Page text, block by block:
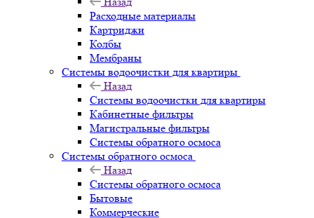
Расходные материалы
Картриджи
Колбы
Мембраны
Системы водоочистки для квартиры
Назад
Системы водоочистки для квартиры
Кабинетные фильтры
Магистральные фильтры
Системы обратного осмоса
Системы обратного осмоса
Назад
Системы обратного осмоса
Бытовые
Коммерческие